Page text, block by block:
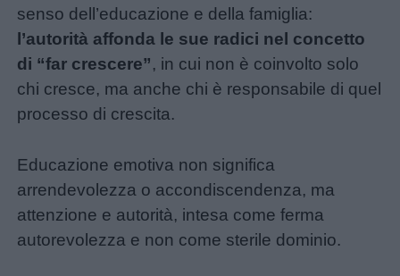
senso dell’educazione e della famiglia:
l’autorità affonda le sue radici nel concetto
di “far crescere”, in cui non è coinvolto solo
chi cresce, ma anche chi è responsabile di quel
processo di crescita.
Educazione emotiva non significa
arrendevolezza o accondiscendenza, ma
attenzione e autorità, intesa come ferma
autorevolezza e non come sterile dominio.